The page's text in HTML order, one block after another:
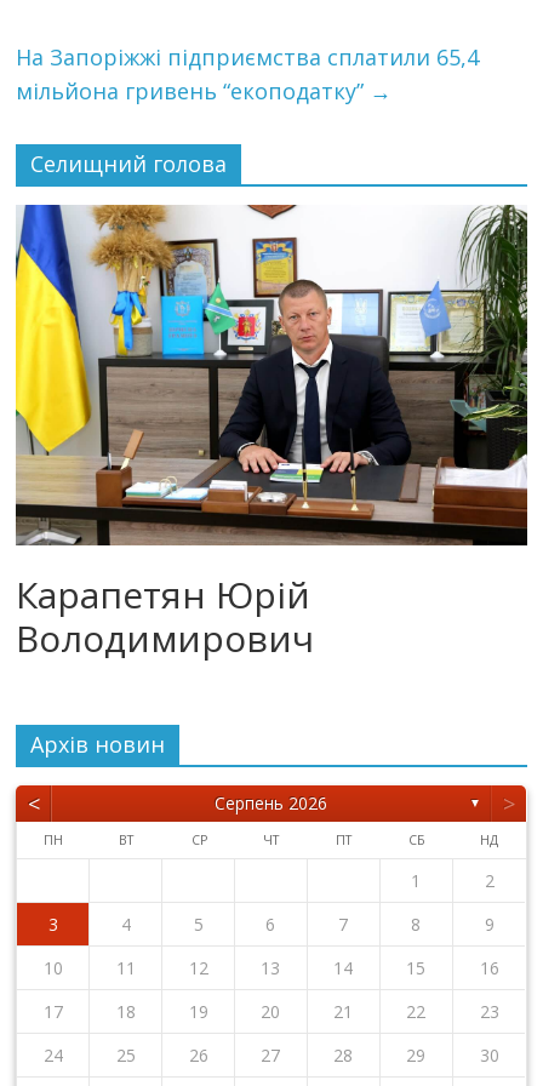
На Запоріжжі підприємства сплатили 65,4
мільйона гривень “екоподатку” →
Селищний голова
Карапетян Юрій
Володимирович
Архiв новин
< Серпень 2026 ▼ >
ПН ВТ СР ЧТ ПТ СБ НД
1
2
3
4 5 6 7 8
9
10
11 12 13 14 15
16
17
18 19 20 21 22
23
24
25 26 27 28 29
30